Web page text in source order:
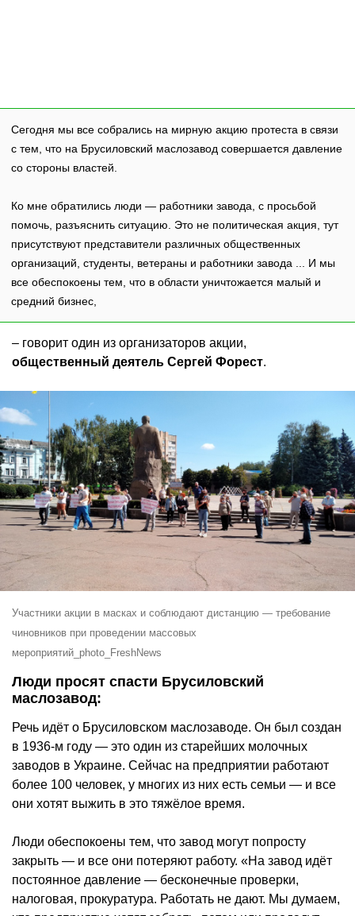
Сегодня мы все собрались на мирную акцию протеста в связи
с тем, что на Брусиловский маслозавод совершается давление
со стороны властей.
Ко мне обратились люди — работники завода, с просьбой
помочь, разъяснить ситуацию. Это не политическая акция, тут
присутствуют представители различных общественных
организаций, студенты, ветераны и работники завода ... И мы
все обеспокоены тем, что в области уничтожается малый и
средний бизнес,
– говорит один из организаторов акции,
общественный деятель Сергей Форест.
Участники акции в масках и соблюдают дистанцию — требование
чиновников при проведении массовых
мероприятий_photo_FreshNews
Люди просят спасти Брусиловский
маслозавод:
Речь идёт о Брусиловском маслозаводе. Он был создан
в 1936-м году — это один из старейших молочных
заводов в Украине. Сейчас на предприятии работают
более 100 человек, у многих из них есть семьи — и все
они хотят выжить в это тяжёлое время.
Люди обеспокоены тем, что завод могут попросту
закрыть — и все они потеряют работу. «На завод идёт
постоянное давление — бесконечные проверки,
налоговая, прокуратура. Работать не дают. Мы думаем,